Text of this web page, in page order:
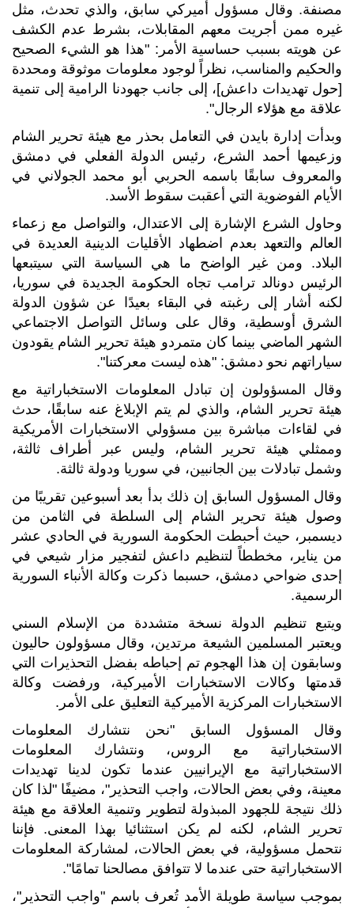
مصنفة. وقال مسؤول أميركي سابق، والذي تحدث، مثل
غيره ممن أجريت معهم المقابلات، بشرط عدم الكشف
عن هويته بسبب حساسية الأمر: "هذا هو الشيء الصحيح
والحكيم والمناسب، نظراً لوجود معلومات موثوقة ومحددة
[حول تهديدات داعش]، إلى جانب جهودنا الرامية إلى تنمية
علاقة مع هؤلاء الرجال".
وبدأت إدارة بايدن في التعامل بحذر مع هيئة تحرير الشام
وزعيمها أحمد الشرع، رئيس الدولة الفعلي في دمشق
والمعروف سابقًا باسمه الحربي أبو محمد الجولاني في
الأيام الفوضوية التي أعقبت سقوط الأسد.
وحاول الشرع الإشارة إلى الاعتدال، والتواصل مع زعماء
العالم والتعهد بعدم اضطهاد الأقليات الدينية العديدة في
البلاد. ومن غير الواضح ما هي السياسة التي سيتبعها
الرئيس دونالد ترامب تجاه الحكومة الجديدة في سوريا،
لكنه أشار إلى رغبته في البقاء بعيدًا عن شؤون الدولة
الشرق أوسطية، وقال على وسائل التواصل الاجتماعي
الشهر الماضي بينما كان متمردو هيئة تحرير الشام يقودون
سياراتهم نحو دمشق: "هذه ليست معركتنا".
وقال المسؤولون إن تبادل المعلومات الاستخباراتية مع
هيئة تحرير الشام، والذي لم يتم الإبلاغ عنه سابقًا، حدث
في لقاءات مباشرة بين مسؤولي الاستخبارات الأمريكية
وممثلي هيئة تحرير الشام، وليس عبر أطراف ثالثة،
وشمل تبادلات بين الجانبين، في سوريا ودولة ثالثة.
وقال المسؤول السابق إن ذلك بدأ بعد أسبوعين تقريبًا من
وصول هيئة تحرير الشام إلى السلطة في الثامن من
ديسمبر، حيث أحبطت الحكومة السورية في الحادي عشر
من يناير، مخططاً لتنظيم داعش لتفجير مزار شيعي في
إحدى ضواحي دمشق، حسبما ذكرت وكالة الأنباء السورية
الرسمية.
ويتبع تنظيم الدولة نسخة متشددة من الإسلام السني
ويعتبر المسلمين الشيعة مرتدين، وقال مسؤولون حاليون
وسابقون إن هذا الهجوم تم إحباطه بفضل التحذيرات التي
قدمتها وكالات الاستخبارات الأميركية، ورفضت وكالة
الاستخبارات المركزية الأميركية التعليق على الأمر.
وقال المسؤول السابق "نحن نتشارك المعلومات
الاستخباراتية مع الروس، ونتشارك المعلومات
الاستخباراتية مع الإيرانيين عندما تكون لدينا تهديدات
معينة، وفي بعض الحالات، واجب التحذير"، مضيفًا "لذا كان
ذلك نتيجة للجهود المبذولة لتطوير وتنمية العلاقة مع هيئة
تحرير الشام، لكنه لم يكن استثنائيا بهذا المعنى. فإننا
نتحمل مسؤولية، في بعض الحالات، لمشاركة المعلومات
الاستخباراتية حتى عندما لا تتوافق مصالحنا تمامًا".
بموجب سياسة طويلة الأمد تُعرف باسم "واجب التحذير"،